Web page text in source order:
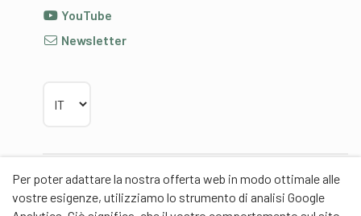
Per poter adattare la nostra offerta web in modo ottimale alle
vostre esigenze, utilizziamo lo strumento di analisi Google
YouTube
Newsletter
Partner